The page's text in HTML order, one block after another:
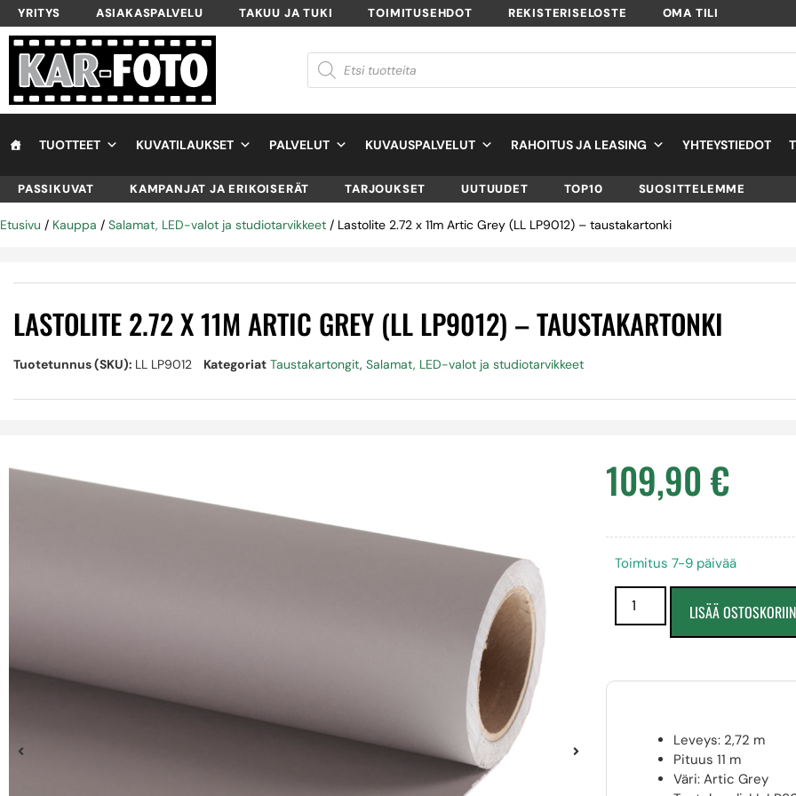
YRITYS ASIAKASPALVELU TAKUU JA TUKI TOIMITUSEHDOT REKISTERISELOSTE OMA TILI
TUOTTEET KUVATILAUKSET PALVELUT KUVAUSPALVELUT RAHOITUS JA LEASING YHTEYSTIEDOT
PASSIKUVAT KAMPANJAT JA ERIKOISERÄT TARJOUKSET UUTUUDET TOP10 SUOSITTELEMME
Etusivu / Kauppa / Salamat, LED-valot ja studiotarvikkeet / Lastolite 2.72 x 11m Artic Grey (LL LP9012) – taustakartonki
LASTOLITE 2.72 X 11M ARTIC GREY (LL LP9012) – TAUSTAKARTONKI
Tuotetunnus (SKU): LL LP9012 Kategoriat Taustakartongit, Salamat, LED-valot ja studiotarvikkeet
109,90€
Toimitus 7-9 päivää
LISÄÄ OSTOSKORIIN
Leveys: 2,72 m
Pituus 11 m
Väri: Artic Grey